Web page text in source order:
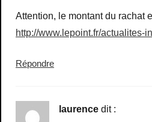
Attention, le montant du rachat
http://www.lepoint.fr/actualites-
Répondre
laurence dit :